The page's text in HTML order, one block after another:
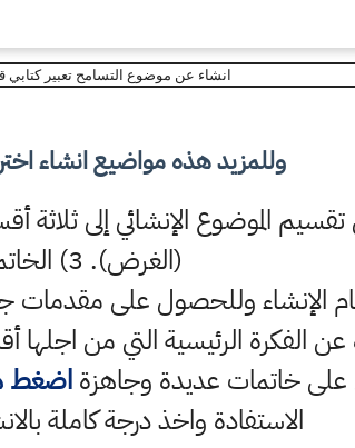
انشاء عن موضوع التسامح تعبير
وللمزيد هذه مواضيع انشاء
(الغرض). 3) الخاتمة
الإنشاء وللحصول على مقدمات
الرئيسية التي من اجلها
على خاتمات عديدة وجاهزةاضغط
الاستفادة واخذ درجة كاملة